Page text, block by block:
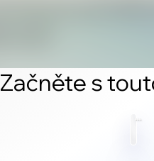
Začněte s